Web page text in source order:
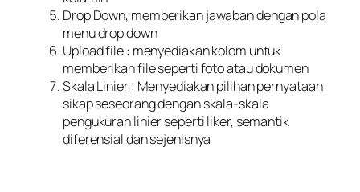
Drop Down, memberikan jawaban dengan pola
menu drop down
Upload file : menyediakan kolom untuk
memberikan file seperti foto atau dokumen
Skala Linier : Menyediakan pilihan pernyataan
sikap seseorang dengan skala-skala
pengukuran linier seperti liker, semantik
diferensial dan sejenisnya